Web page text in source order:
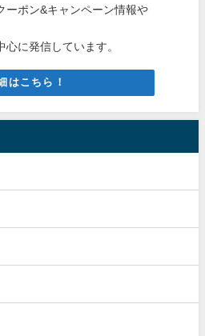
ーポン&キャンペーン情報や
に発信しています。
はこちら！